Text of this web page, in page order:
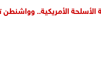
وواشنطن تسحب